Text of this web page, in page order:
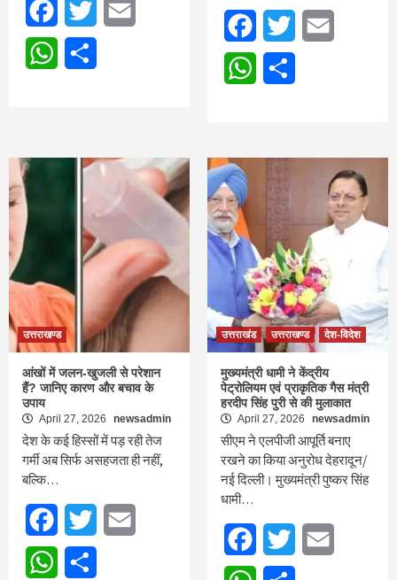
FacebookTwitter
WhatsApp
FacebookTwitter
WhatsApp
उत्तराखण्ड
आंखों में जलन-खुजली से परेशान
हैं? जानिए कारण और बचाव के
उपाय
April 27, 2026 newsadmin
देश के कई हिस्सों में पड़ रही तेज
गर्मी अब सिर्फ असहजता ही नहीं,
बल्कि…
FacebookTwitter
WhatsApp
उत्तराखंड उत्तराखण्ड देश-विदेश
मुख्यमंत्री धामी ने केंद्रीय
पेट्रोलियम एवं प्राकृतिक गैस मंत्री
हरदीप सिंह पुरी से की मुलाकात
April 27, 2026 newsadmin
सीएम ने एलपीजी आपूर्ति बनाए
रखने का किया अनुरोध देहरादून/
नई दिल्ली। मुख्यमंत्री पुष्कर सिंह
धामी…
FacebookTwitter